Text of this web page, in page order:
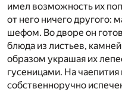
имел возможность их
от него ничего другого:
шефом. Во дворе он
блюда из листьев,
образом украшая их
гусеницами. На
собственноручно